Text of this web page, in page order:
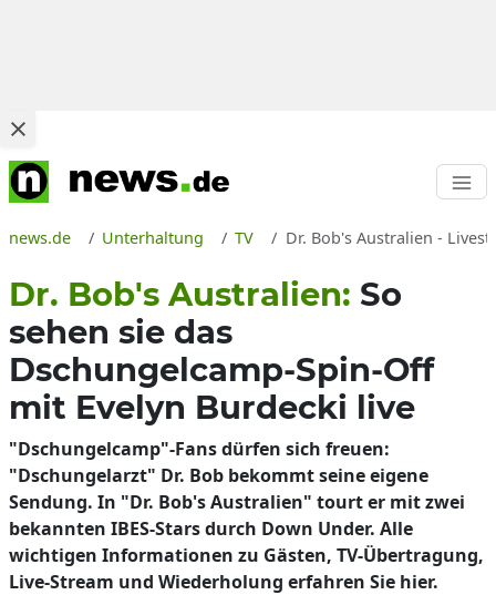
news.de Unterhaltung TV Dr. Bob's Australien -
Dr. Bob's Australien: So
sehen sie das
Dschungelcamp-Spin-Off
mit Evelyn Burdecki live
"Dschungelcamp"-Fans dürfen sich freuen:
"Dschungelarzt" Dr. Bob bekommt seine eigene
Sendung. In "Dr. Bob's Australien" tourt er mit zwei
bekannten IBES-Stars durch Down Under. Alle
wichtigen Informationen zu Gästen, TV-Übertragung,
Live-Stream und Wiederholung erfahren Sie hier.